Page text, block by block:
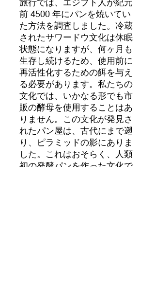
前 4500 年にパンを焼いてい
た方法を調査しました。冷蔵
されたサワードウ文化は休眠
状態になりますが、何ヶ月も
生存し続けるため、使用前に
再活性化するための餌を与え
る必要があります。私たちの
文化では、いかなる形でも市
販の酵母を使用することはあ
りません。 この文化が発見さ
れたパン屋は、古代にまで遡
り、ピラミッドの影にありま
した。これはおそらく、人類
初の発酵パンを作った文化で